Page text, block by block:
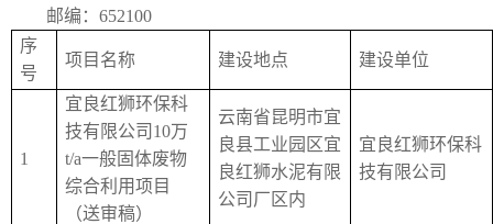
邮编：652100
序
号
项目名称 建设地点 建设单位
1
宜良红狮环保科
技有限公司10万
t/a一般固体废物
综合利用项目
（送审稿）
云南省昆明市宜
良县工业园区宜
良红狮水泥有限
公司厂区内
宜良红狮环保科
技有限公司